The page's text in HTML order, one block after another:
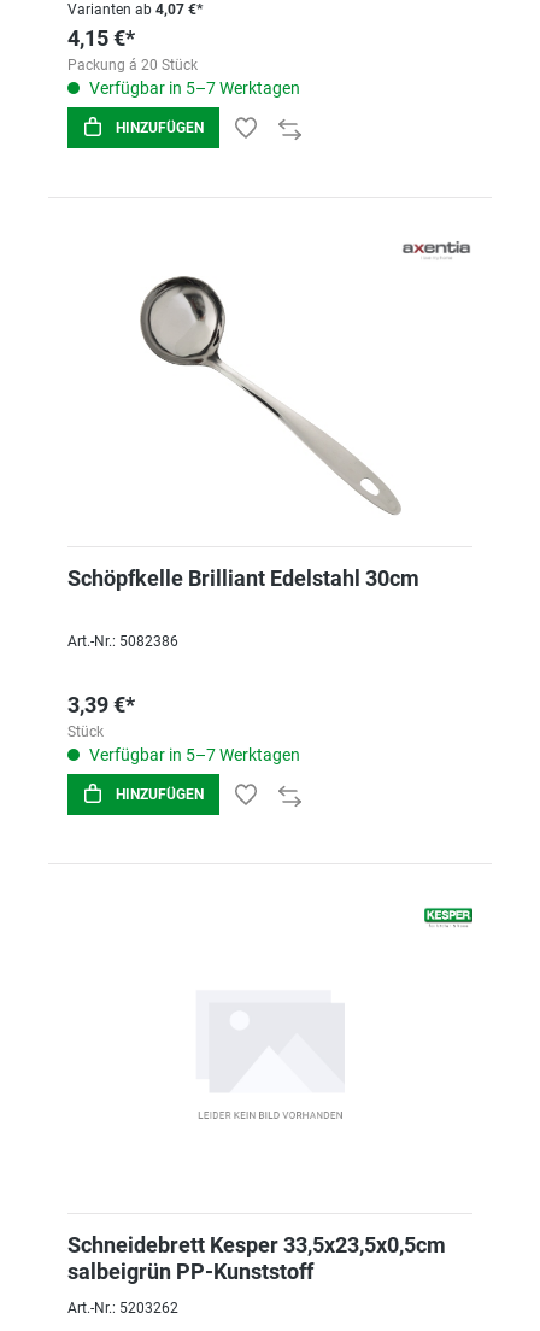
Varianten ab 4,07 €*
4,15 €*
Packung á 20 Stück
Verfügbar in 5–7 Werktagen
HINZUFÜGEN
Schöpfkelle Brilliant Edelstahl 30cm
Art.-Nr.: 5082386
3,39 €*
Stück
Verfügbar in 5–7 Werktagen
HINZUFÜGEN
Schneidebrett Kesper 33,5x23,5x0,5cm
salbeigrün PP-Kunststoff
Art.-Nr.: 5203262